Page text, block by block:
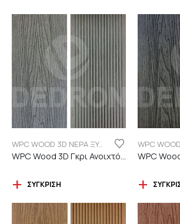
WPC WOOD 3D ΝΕΡΑ ΞΥΛΟΥ
ΣΎΓΚΡΙΣΗ